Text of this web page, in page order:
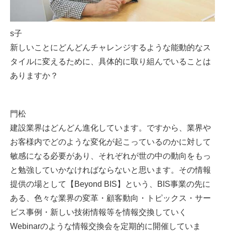
s子
新しいことにどんどんチャレンジするような能動的なス
タイルに変えるために、具体的に取り組んでいることは
ありますか？
門松
建設業界はどんどん進化しています。ですから、業界や
お客様内でどのような変化が起こっているのかに対して
敏感になる必要があり、それぞれが世の中の動向をもっ
と勉強していかなければならないと思います。その情報
提供の場として【Beyond BIS】という、BIS事業の先に
ある、色々な業界の変革・顧客動向・トピックス・サー
ビス事例・新しい技術情報等を情報交換していく
Webinarのような情報交換会を定期的に開催していま